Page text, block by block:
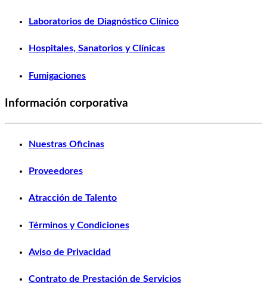
Laboratorios de Diagnóstico Clínico
Hospitales, Sanatorios y Clínicas
Fumigaciones
Información corporativa
Nuestras Oficinas
Proveedores
Atracción de Talento
Términos y Condiciones
Aviso de Privacidad
Contrato de Prestación de Servicios